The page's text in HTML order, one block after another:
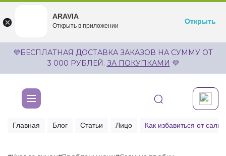
undefined
Бесплатноru.aravia.new
Открыть
💜БЕСПЛАТНАЯ ДОСТАВКА ЗАКАЗОВ НА СУММУ ОТ
3 000 РУБЛЕЙ. ЗА ПОКУПКАМИ 💜
Главная Блог Статьи Лицо Как избавиться от
ARAVIA
Открыть в приложении
Открыть